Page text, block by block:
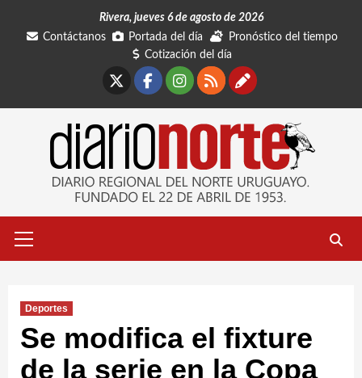
Rivera, jueves 6 de agosto de 2026
Contáctanos
Portada del día
Pronóstico del tiempo
Cotización del día
Facebook
Instagram
RSSContáctanos
primario
Deportes
Se modifica el fixture
de la serie en la Copa